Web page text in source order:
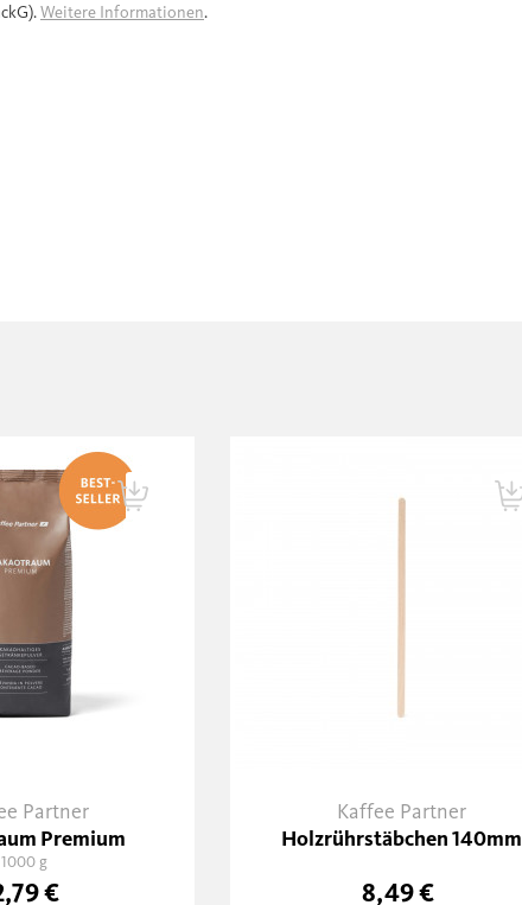
Weitere Informationen.
Partner
Premium
1000 g
€
Kaffee Partner
Holzrührstäbchen 140mm
8,49 €